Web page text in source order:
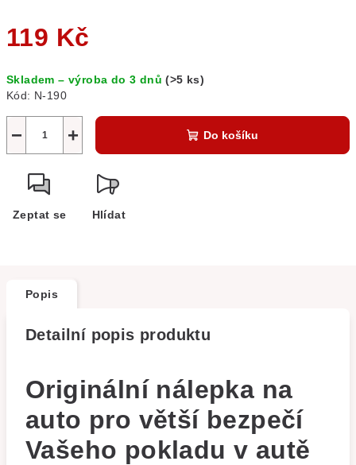
119 Kč
cena:
Skladem – výroba do 3 dnů(>5 ks)
Kód: N-190
+
− Do košíku
Zeptat se Hlídat
Popis
Detailní popis produktu
Originální nálepka na
auto pro větší bezpečí
Vašeho pokladu v autě